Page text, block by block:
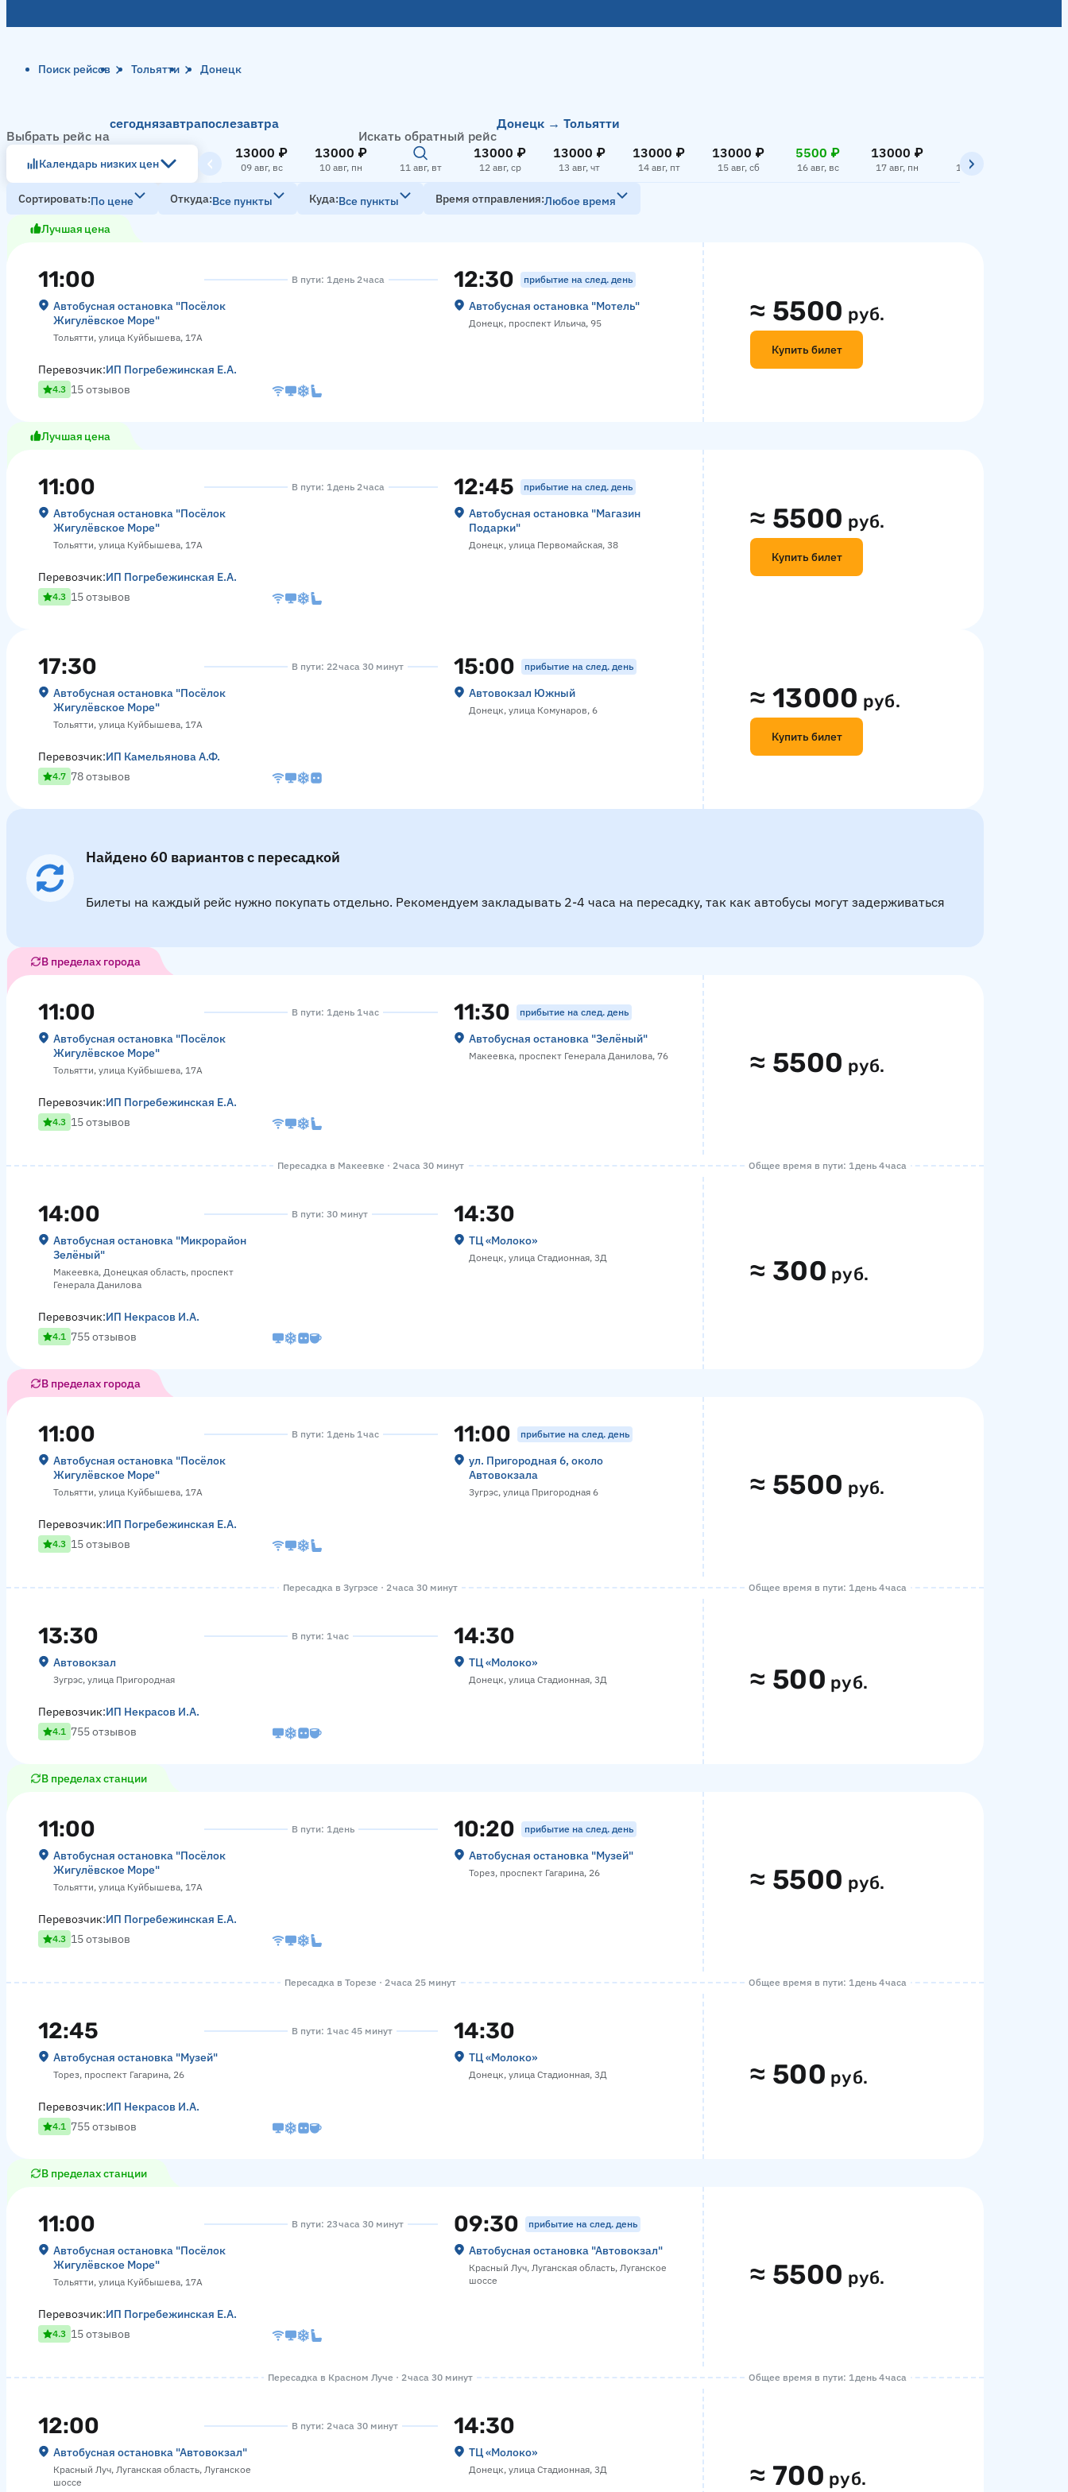
Поиск рейсов Тольятти Донецк
Выбрать рейс на
сегоднязавтрапослезавтра
Искать обратный рейс
Донецк → Тольятти
Календарь низких цен
13000 ₽
09 авг, вс
13000 ₽
10 авг, пн 11 авг, вт
13000 ₽
12 авг, ср
13000 ₽
13 авг, чт
13000 ₽
14 авг, пт
13000 ₽
15 авг, сб
5500 ₽
16 авг, вс
13000 ₽
17 авг, пн 18 авг, вт
Сортировать По цене Откуда Все пункты Куда Все пункты Время отправления Любое время
Лучшая цена
11:00
Автобусная остановка "Посёлок
Жигулёвское Море"
Тольятти, улица Куйбышева, 17А
В пути: 1 день 2 часа 12:30 прибытие на след. день
Автобусная остановка "Мотель"
Донецк, проспект Ильича, 95 ≈ 5500 руб.
Купить билет
Перевозчик:ИП Погребежинская Е.А.
4.3 15 отзывов
Лучшая цена
11:00
Автобусная остановка "Посёлок
Жигулёвское Море"
Тольятти, улица Куйбышева, 17А
В пути: 1 день 2 часа 12:45 прибытие на след. день
Автобусная остановка "Магазин
Подарки"
Донецк, улица Первомайская, 38
≈ 5500 руб.
Купить билет
Перевозчик:ИП Погребежинская Е.А.
4.3 15 отзывов
17:30
Автобусная остановка "Посёлок
Жигулёвское Море"
Тольятти, улица Куйбышева, 17А
В пути: 22 часа 30 минут 15:00 прибытие на след. день
Автовокзал Южный
Донецк, улица Комунаров, 6 ≈13000 руб.
Купить билет
Перевозчик:ИП Камельянова А.Ф.
4.7 78 отзывов
Найдено 60 вариантов с пересадкой
Билеты на каждый рейс нужно покупать отдельно. Рекомендуем закладывать 2-4 часа на пересадку, так как автобусы могут задерживаться
В пределах города
11:00
Автобусная остановка "Посёлок
Жигулёвское Море"
Тольятти, улица Куйбышева, 17А
В пути: 1 день 1 час 11:30 прибытие на след. день
Автобусная остановка "Зелёный"
Макеевка, проспект Генерала Данилова, 76 ≈ 5500 руб.
Перевозчик:ИП Погребежинская Е.А.
4.3 15 отзывов
Пересадка в Макеевке · 2 часа 30 минут Общее время в пути: 1 день 4 часа
14:00
Автобусная остановка "Микрорайон
Зелёный"
Макеевка, Донецкая область, проспект
Генерала Данилова
В пути: 30 минут 14:30
ТЦ «Молоко»
Донецк, улица Стадионная, 3Д ≈ 300 руб.
Перевозчик:ИП Некрасов И.А.
4.1 755 отзывов
В пределах города
11:00
Автобусная остановка "Посёлок
Жигулёвское Море"
Тольятти, улица Куйбышева, 17А
В пути: 1 день 1 час 11:00 прибытие на след. день
ул. Пригородная 6, около
Автовокзала
Зугрэс, улица Пригородная 6 ≈ 5500 руб.
Перевозчик:ИП Погребежинская Е.А.
4.3 15 отзывов
Пересадка в Зугрэсе · 2 часа 30 минут Общее время в пути: 1 день 4 часа
13:30
Автовокзал
Зугрэс, улица Пригородная
В пути: 1 час 14:30
ТЦ «Молоко»
Донецк, улица Стадионная, 3Д ≈ 500 руб.
Перевозчик:ИП Некрасов И.А.
4.1 755 отзывов
В пределах станции
11:00
Автобусная остановка "Посёлок
Жигулёвское Море"
Тольятти, улица Куйбышева, 17А
В пути: 1 день 10:20 прибытие на след. день
Автобусная остановка "Музей"
Торез, проспект Гагарина, 26 ≈ 5500 руб.
Перевозчик:ИП Погребежинская Е.А.
4.3 15 отзывов
Пересадка в Торезе · 2 часа 25 минут Общее время в пути: 1 день 4 часа
12:45
Автобусная остановка "Музей"
Торез, проспект Гагарина, 26
В пути: 1 час 45 минут 14:30
ТЦ «Молоко»
Донецк, улица Стадионная, 3Д ≈ 500 руб.
Перевозчик:ИП Некрасов И.А.
4.1 755 отзывов
В пределах станции
11:00
Автобусная остановка "Посёлок
Жигулёвское Море"
Тольятти, улица Куйбышева, 17А
В пути: 23 часа 30 минут 09:30 прибытие на след. день
Автобусная остановка "Автовокзал"
Красный Луч, Луганская область, Луганское
шоссе
≈ 5500 руб.
Перевозчик:ИП Погребежинская Е.А.
4.3 15 отзывов
Пересадка в Красном Луче · 2 часа 30 минут Общее время в пути: 1 день 4 часа
12:00
Автобусная остановка "Автовокзал"
Красный Луч, Луганская область, Луганское
шоссе
В пути: 2 часа 30 минут 14:30
ТЦ «Молоко»
Донецк, улица Стадионная, 3Д ≈ 700 руб.